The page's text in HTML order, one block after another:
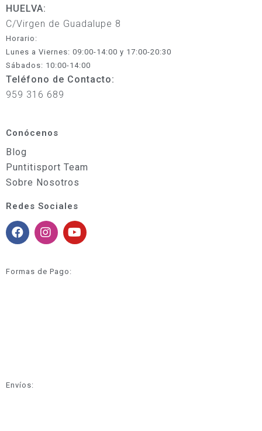
HUELVA:
C/Virgen de Guadalupe 8
Horario:
Lunes a Viernes: 09:00-14:00 y 17:00-20:30
Sábados: 10:00-14:00
Teléfono de Contacto:
959 316 689
Conócenos
Blog
Puntitisport Team
Sobre Nosotros
Redes Sociales
Formas de Pago:
Envíos: